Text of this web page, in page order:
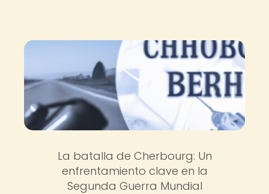
La batalla de Cherbourg: Un
enfrentamiento clave en la
Segunda Guerra Mundial